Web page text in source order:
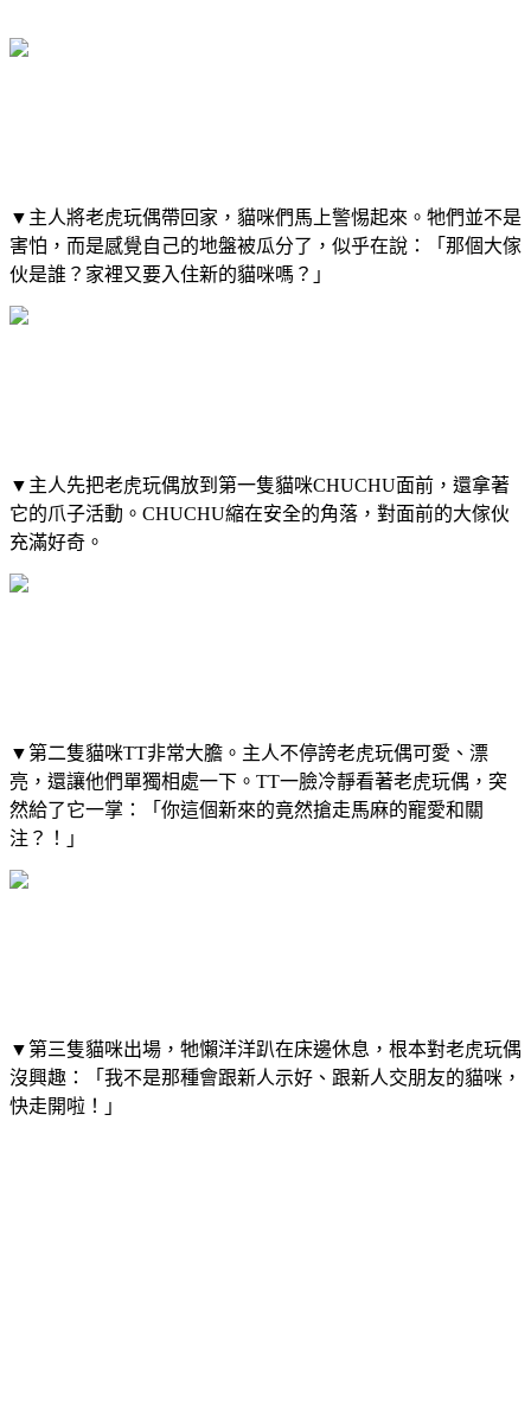
▼主人將老虎玩偶帶回家，貓咪們馬上警惕起來。牠們並不是
害怕，而是感覺自己的地盤被瓜分了，似乎在說：「那個大傢
伙是誰？家裡又要入住新的貓咪嗎？」
▼主人先把老虎玩偶放到第一隻貓咪CHUCHU面前，還拿著
它的爪子活動。CHUCHU縮在安全的角落，對面前的大傢伙
充滿好奇。
▼第二隻貓咪TT非常大膽。主人不停誇老虎玩偶可愛、漂
亮，還讓他們單獨相處一下。TT一臉冷靜看著老虎玩偶，突
然給了它一掌：「你這個新來的竟然搶走馬麻的寵愛和關
注？！」
▼第三隻貓咪出場，牠懶洋洋趴在床邊休息，根本對老虎玩偶
沒興趣：「我不是那種會跟新人示好、跟新人交朋友的貓咪，
快走開啦！」